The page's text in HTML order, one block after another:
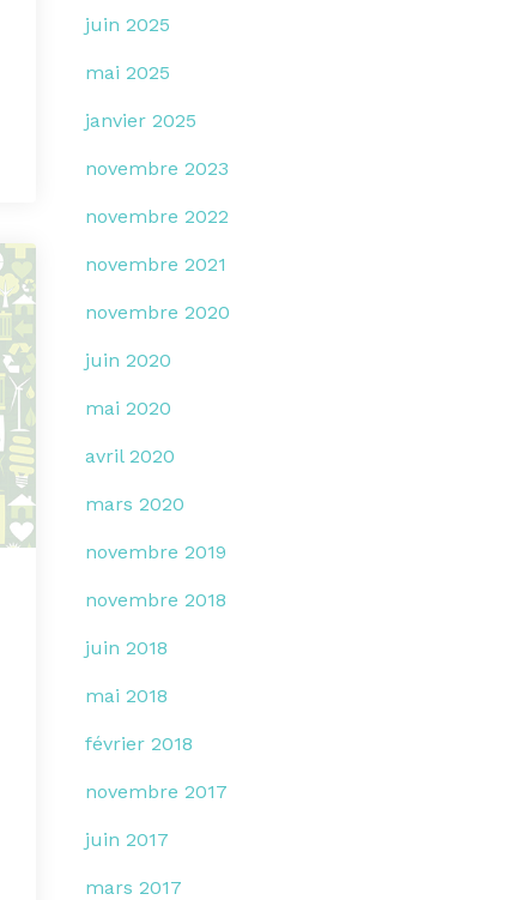
juin 2025
mai 2025
janvier 2025
novembre 2023
novembre 2022
novembre 2021
novembre 2020
juin 2020
mai 2020
avril 2020
mars 2020
novembre 2019
novembre 2018
juin 2018
mai 2018
février 2018
novembre 2017
juin 2017
mars 2017